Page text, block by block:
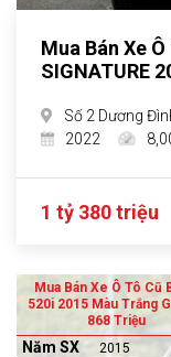
Mua Bán Xe
SIGNATURE
Số 2 Dương
2022
1 tỷ 380 triệu
Mua Bán Xe Ô Tô Cũ
520i 2015 Màu Trắng
868 Triệu
Năm SX 2015